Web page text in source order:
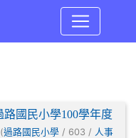
路國民小學100學年度
(過路國民小學 / 603 / 人事